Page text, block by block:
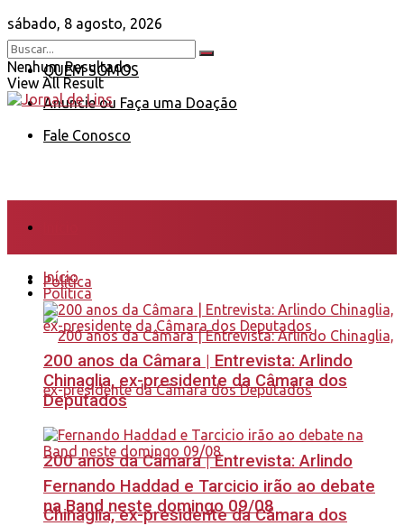
sábado, 8 agosto, 2026
QUEM SOMOS
Anuncie ou Faça uma Doação
Fale Conosco
Nenhum Resultado
View All Result
Política
200 anos da Câmara | Entrevista: Arlindo
Chinaglia, ex-presidente da Câmara dos
Início
Política
200 anos da Câmara | Entrevista: Arlindo
Chinaglia, ex-presidente da Câmara dos
Deputados
Fernando Haddad e Tarcicio irão ao debate
na Band neste domingo 09/08